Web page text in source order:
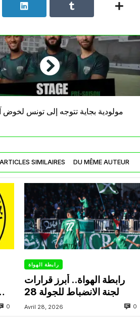
مولودية بجاية تتوجه إلى تونس
ARTICLES SIMILAIRES DU MÊME AUTEUR
0
رابطة الهواة
رابطة الهواة.. أبرز قرارات
لجنة الانضباط للجولة 28
Avril 28, 2026 0